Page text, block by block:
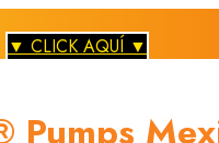
▼ CLICK AQUÍ ▼